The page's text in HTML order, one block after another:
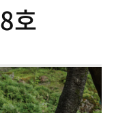
호